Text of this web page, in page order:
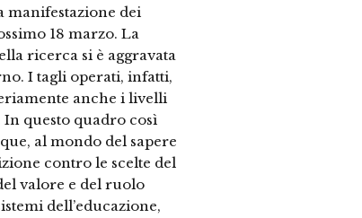
manifestazione dei
18 marzo. La
ricerca si è aggravata
I tagli operati, infatti,
anche i livelli
questo quadro così
al mondo del sapere
contro le scelte del
valore e del ruolo
dell’educazione,